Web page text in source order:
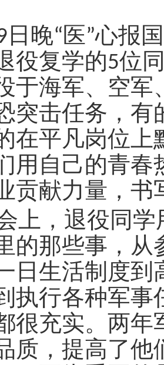
日晚“医”心报
役复学的5位
于海军、空军
突击任务，有
在平凡岗位上
用自己的青春
贡献力量 ， 书
上，退役同
的那些事，从
日生活制度到
执行各种军
很充实。两年
质，提高了他